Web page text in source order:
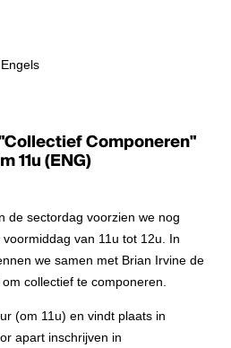
Componeren"
11u (ENG)
de sectordag voorzien we nog
van 11u tot 12u. In
we samen met Brian Irvine de
collectief te componeren.
(om 11u) en vindt plaats in
apart inschrijven in